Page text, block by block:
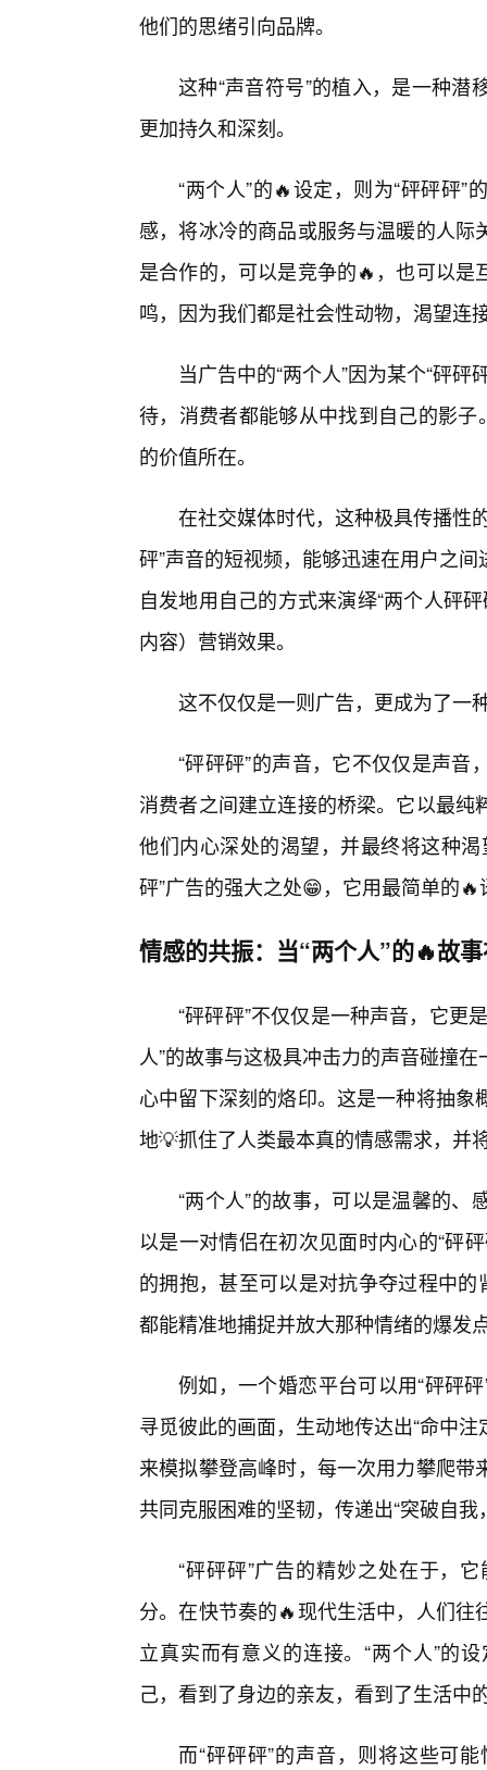
他们的思绪引向品牌。
这种“声音符号”的植入，是一种
更加持久和深刻。
“两个人”的🔥设定，则为“砰砰砰
感，将冰冷的商品或服务与温暖的人
是合作的，可以是竞争的🔥，也可以
鸣，因为我们都是社会性动物，渴望连
当广告中的“两个人”因为某个“砰
待，消费者都能够从中找到自己的影
的价值所在。
在社交媒体时代，这种极具传播性
砰”声音的短视频，能够迅速在用户之
自发地用自己的方式来演绎“两个人砰
内容）营销效果。
这不仅仅是一则广告，更成为了一
“砰砰砰”的声音，它不仅仅是声
消费者之间建立连接的桥梁。它以最
他们内心深处的渴望，并最终将这种
砰”广告的强大之处😁，它用最简单的
情感的共振：当“两个人”的🔥故
“砰砰砰”不仅仅是一种声音，它更
人”的故事与这极具冲击力的声音碰撞
心中留下深刻的烙印。这是一种将抽
地💡抓住了人类最本真的情感需求，并
“两个人”的故事，可以是温馨的
以是一对情侣在初次见面时内心的“砰
的拥抱，甚至可以是对抗争夺过程中
都能精准地捕捉并放大那种情绪的爆发
例如，一个婚恋平台可以用“砰砰
寻觅彼此的画面，生动地传达出“命中
来模拟攀登高峰时，每一次用力攀爬
共同克服困难的坚韧，传递出“突破自
“砰砰砰”广告的精妙之处在于，
分。在快节奏的🔥现代生活中，人们
立真实而有意义的连接。“两个人”的
己，看到了身边的亲友，看到了生活中
而“砰砰砰”的声音，则将这些可